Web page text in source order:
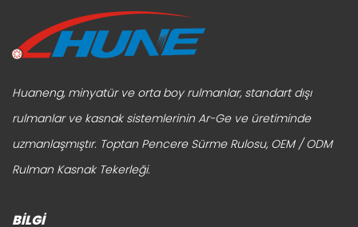
Huaneng, minyatür ve orta boy rulmanlar, standart dışı
rulmanlar ve kasnak sistemlerinin Ar-Ge ve üretiminde
uzmanlaşmıştır. Toptan Pencere Sürme Rulosu, OEM / ODM
Rulman Kasnak Tekerleği.
BİLGİ